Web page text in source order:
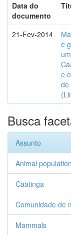
Data do
documento
21-Fev-2014
e
e
de
Busca
Assunto
Animal
Caatinga
Comunidade de
Mammals